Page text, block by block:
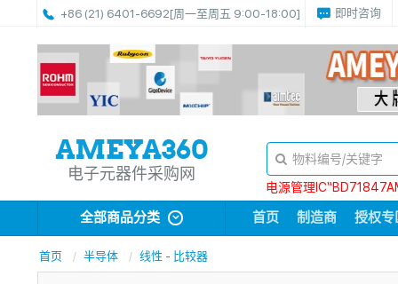
+86 (21) 6401-6692[周一至周五 9:00-18:00] 即时咨询
电子元器件采购网
电源管理
全部商品分类 首页 制造商 授权专
首页 半导体 线性 - 比较器